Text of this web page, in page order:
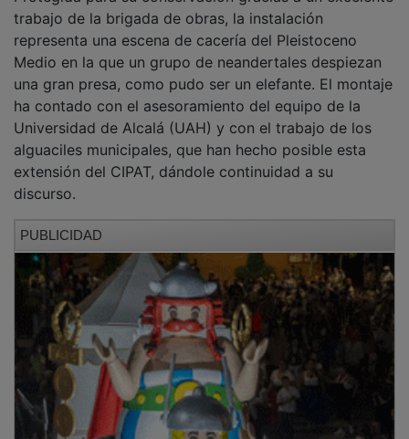
trabajo de la brigada de obras, la instalación
representa una escena de cacería del Pleistoceno
Medio en la que un grupo de neandertales despiezan
una gran presa, como pudo ser un elefante. El montaje
ha contado con el asesoramiento del equipo de la
Universidad de Alcalá (UAH) y con el trabajo de los
alguaciles municipales, que han hecho posible esta
extensión del CIPAT, dándole continuidad a su
discurso.